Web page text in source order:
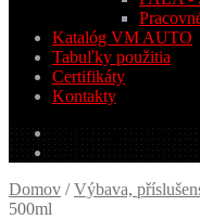
Katalóg VM AUTO
Tabuľky použitia
Certifikáty
Kontakty
0.00 € 0 produktov
Domov /Výbava,
500ml